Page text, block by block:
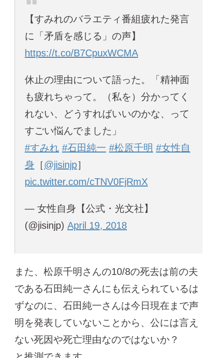
【すみれのバラエティ番組疲れた発言
に「矛盾を感じる」の声】
https://t.co/B7CpuxWCMA
休止の理由について語った。「精神面
も疲れちゃって。（私を）分かってく
れない、どうすればいいのかな、って
すごい悩んでました」
#すみれ #石田純一 #松原千明 #女性自
身 ［@jisinjp］
pic.twitter.com/cTNV0FjRmX
— 女性自身【公式・光文社】
(@jisinjp) April 19, 2018
また、松原千明さんの10/8の死去は前の夫
である石田純一さんにも伝えられているは
ずなのに、石田純一さんは今日現在まで声
明を発表していないことから、公には言え
ない死因や死亡理由なのではないか？